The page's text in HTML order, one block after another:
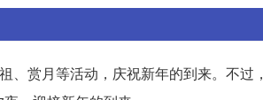
、赏月等活动，庆祝新年的到来。不过，